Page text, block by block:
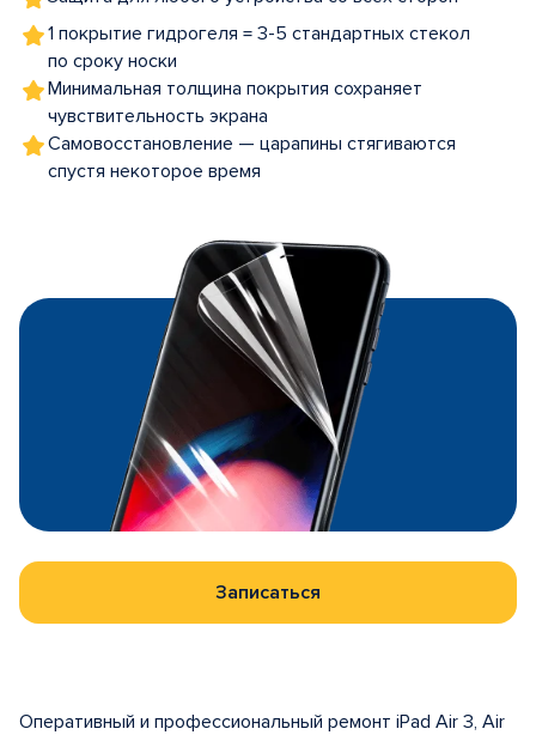
1 покрытие гидрогеля = 3-5 стандартных стекол
по сроку носки
Минимальная толщина покрытия сохраняет
чувствительность экрана
Самовосстановление — царапины стягиваются
спустя некоторое время
Записаться
Оперативный и профессиональный ремонт iPad Air 3, Air